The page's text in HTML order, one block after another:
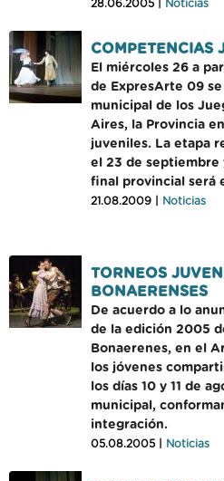
28.06.2005 | Noticias
COMPETENCIAS
El miércoles 26 a
de ExpresArte 09
municipal de los
Aires, la Provincia
juveniles. La etapa
el 23 de septiembre
final provincial será
21.08.2009 | Noticias
TORNEOS
BONAERENSES
De acuerdo a lo
de la edición 2005
Bonaerenes, en el
los jóvenes
los días 10 y 11 de
municipal,
integración.
05.08.2005 | Noticias